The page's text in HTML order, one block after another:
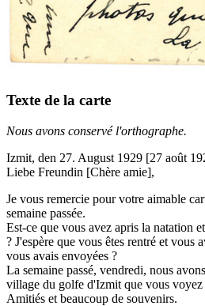
Texte de la carte
Nous avons conservé l'orthographe.
Izmit, den 27. August 1929 [27 août
Liebe Freundin [Chère amie],
Je vous remercie pour votre aimable
semaine passée.
Est-ce que vous avez apris la natation
? J'espère que vous êtes rentré et vous
vous avais envoyées ?
La semaine passé, vendredi, nous
village du golfe d'Izmit que vous voyez
Amitiés et beaucoup de souvenirs.